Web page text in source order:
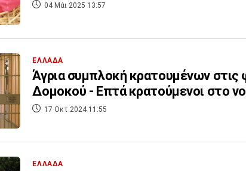
04 Μάι 2025 13:57
ΕΛΛΑΔΑ
Άγρια συμπλοκή κρατουμένων στις
Δομοκού - Επτά κρατούμενοι στο
17 Οκτ 2024 11:55
ΕΛΛΑΔΑ